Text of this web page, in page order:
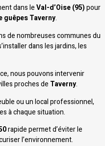
dans leVal-d’Oise (95)pour
Taverny.
de nombreuses communes du
dans les jardins, les
nous pouvons intervenir
proches de Taverny.
ou un local professionnel,
à chaque situation.
rapide permet d’éviter le
l’environnement.